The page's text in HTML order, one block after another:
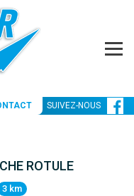
SUIVEZ-NOUS
ROTULE
3 km